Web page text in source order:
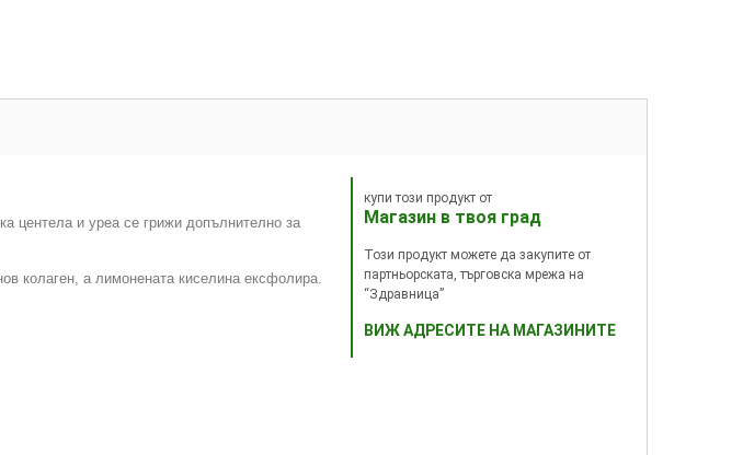
купи този продукт от
Магазин в твоя град
Този продукт можете да закупите от
партньорската, търговска мрежа на
“Здравница”
ВИЖ АДРЕСИТЕ НА МАГАЗИНИТЕ
центела и уреа се грижи допълнително за
колаген, а лимонената киселина ексфолира.